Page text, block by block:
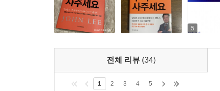
5
전체 리뷰 (34)
1 2 3 4 5